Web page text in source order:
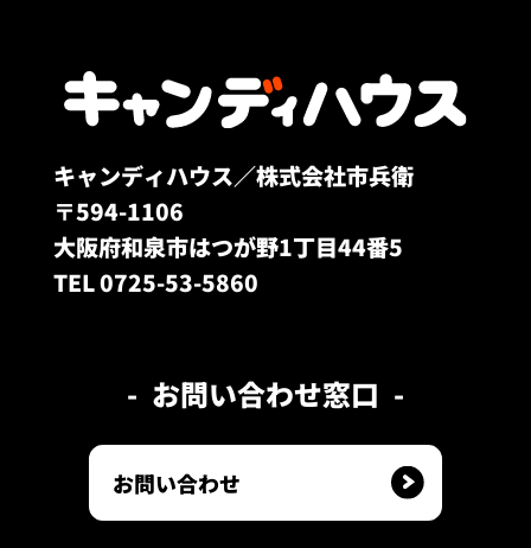
キャンディハウス／株式会社市兵衛
〒594-1106
大阪府和泉市はつが野1丁目44番5
TEL 0725-53-5860
お問い合わせ窓口
お問い合わせ